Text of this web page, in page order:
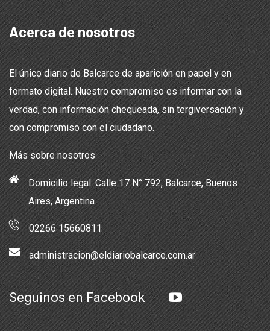
Acerca de nosotros
El único diario de Balcarce de aparición en papel y en
formato digital. Nuestro compromiso es informar con la
verdad, con información chequeada, sin tergiversación y
con compromiso con el ciudadano.
Más sobre nosotros
Domicilio legal: Calle 17 N° 792, Balcarce, Buenos
Aires, Argentina
02266 15660811
administracion@eldiariobalcarce.com.ar
Seguinos en Facebook